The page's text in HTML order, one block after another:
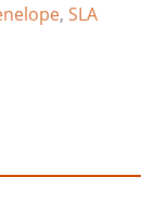
, SLA